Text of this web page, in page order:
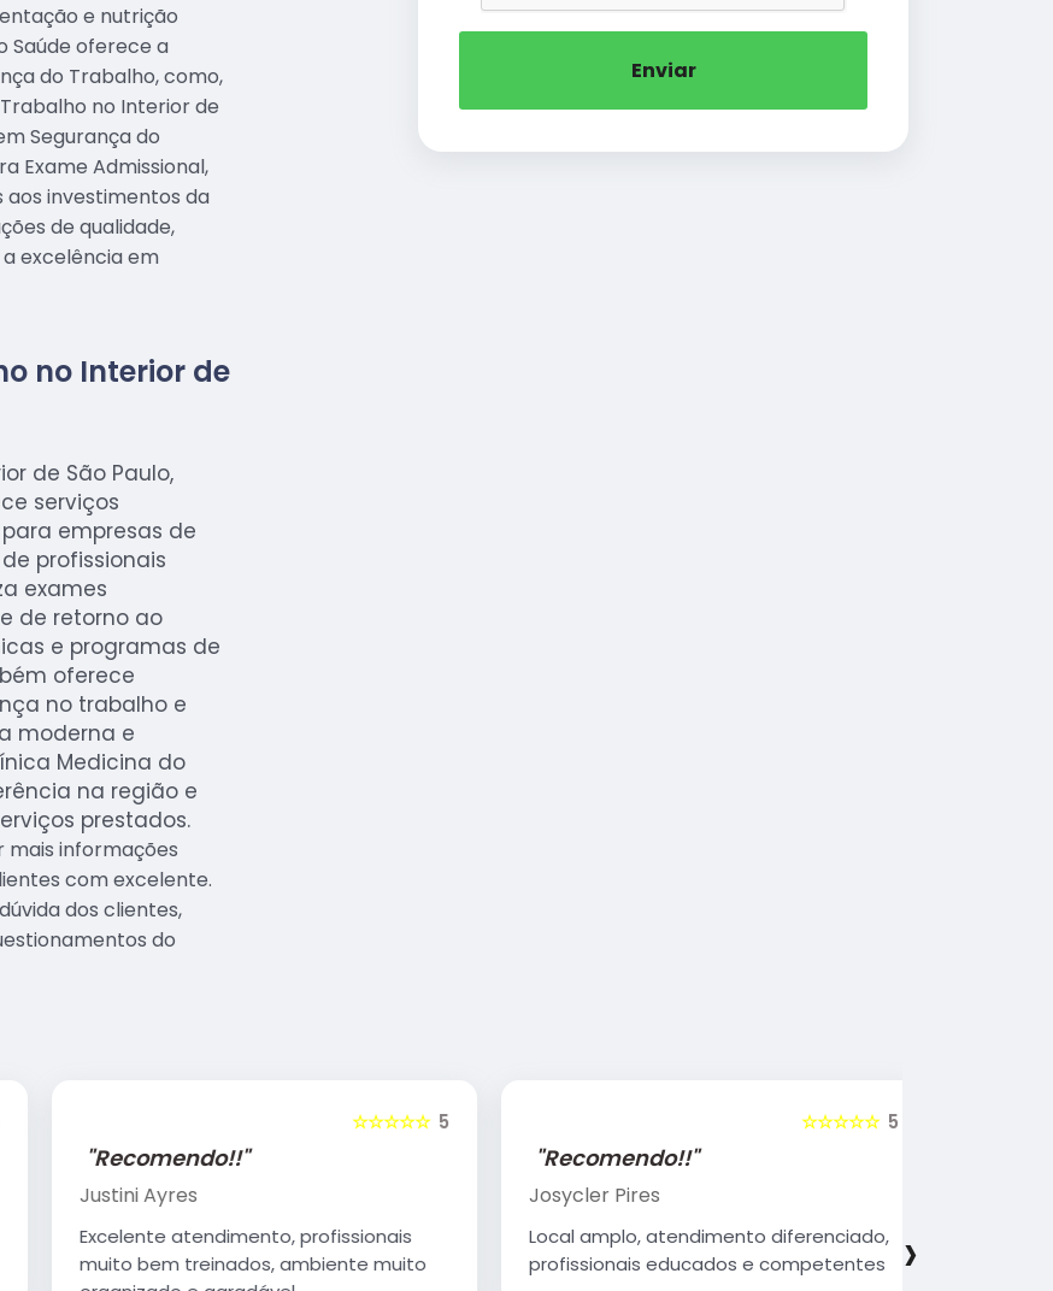
e nutrição
Saúde oferece a
do Trabalho, como,
no Interior de
Segurança do
Exame Admissional,
investimentos da
de qualidade,
excelência em
no Interior de
de São Paulo,
serviços
empresas de
profissionais
exames
de retorno ao
e programas de
oferece
no trabalho e
moderna e
Medicina do
na região e
prestados.
informações
com excelente.
dos clientes,
do
Enviar
5
☆☆☆☆☆
"Recomendo!!"
Justini Ayres
Excelente atendimento, profissionais
muito bem treinados, ambiente muito
5
☆☆☆☆☆
"Recomendo!!"
Josycler Pires
Local amplo, atendimento diferenciado,
profissionais educados e competentes
›